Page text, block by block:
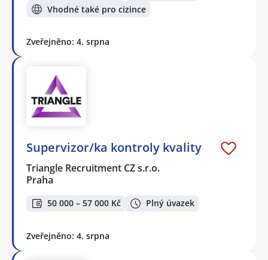
Vhodné také pro cizince
Zveřejněno: 4. srpna
Supervizor/ka kontroly kvality
Triangle Recruitment CZ s.r.o.
Praha
50 000 – 57 000 Kč Plný úvazek
Zveřejněno: 4. srpna